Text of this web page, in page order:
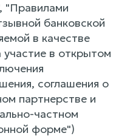
"Правилами
банковской
в качестве
участие в открытом
соглашения о
партнерстве и
частном
форме")